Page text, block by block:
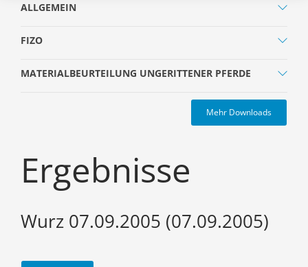
ALLGEMEIN
FIZO
MATERIALBEURTEILUNG UNGERITTENER PFERDE
Mehr Downloads
Ergebnisse
Wurz 07.09.2005 (07.09.2005)